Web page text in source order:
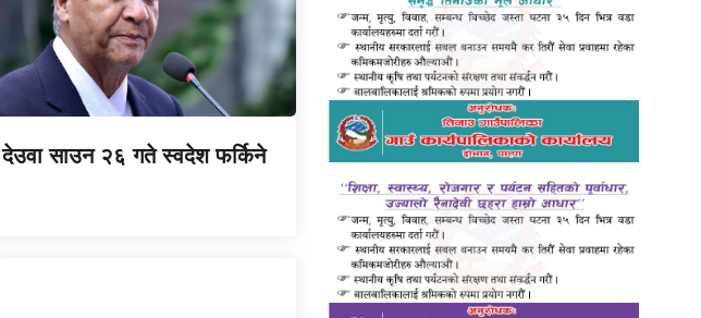
देउवा साउन २६ गते स्वदेश फर्किने